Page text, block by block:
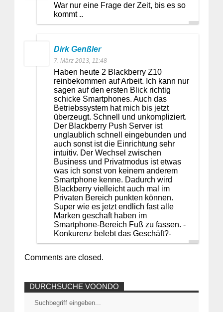
War nur eine Frage der Zeit, bis es so
kommt ..
Dirk Genßler
7. März 2013, 11:48
Haben heute 2 Blackberry Z10
reinbekommen auf Arbeit. Ich kann nur
sagen auf den ersten Blick richtig
schicke Smartphones. Auch das
Betriebssystem hat mich bis jetzt
überzeugt. Schnell und unkompliziert.
Der Blackberry Push Server ist
unglaublich schnell eingebunden und
auch sonst ist die Einrichtung sehr
intuitiv. Der Wechsel zwischen
Business und Privatmodus ist etwas
was ich sonst von keinem anderem
Smartphone kenne. Dadurch wird
Blackberry vielleicht auch mal im
Privaten Bereich punkten können.
Super wie es jetzt endlich fast alle
Marken geschaft haben im
Smartphone-Bereich Fuß zu fassen. -
Konkurenz belebt das Geschäft?-
Comments are closed.
DURCHSUCHE VOONDO